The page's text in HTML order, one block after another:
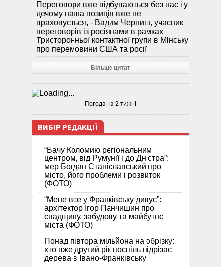
Переговори вже відбуваються без нас і у
дечому наша позиція вже не
враховується, - Вадим Черниш, учасник
переговорів із росіянами в рамках
Тристоронньої контактної групи в Мінську
про перемовини США та росії
Більше цитат
Погода на 2 тижні
ВИБІР РЕДАКЦІЇ
“Бачу Коломию регіональним
центром, від Румунії і до Дністра”:
мер Богдан Станіславський про
місто, його проблеми і розвиток
(ФОТО)
“Мене все у Франківську дивує”:
архітектор Ігор Панчишин про
спадщину, забудову та майбутнє
міста (ФОТО)
Понад півтора мільйона на обрізку:
хто вже другий рік поспіль підрізає
дерева в Івано-Франківську